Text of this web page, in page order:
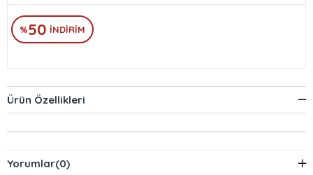
%50 İNDIRIM
Ürün Özellikleri
Yorumlar(0)